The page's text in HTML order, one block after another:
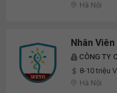
Hà Nội
Nhân
CÔNG TY
8-10 triệu
Hà Nội